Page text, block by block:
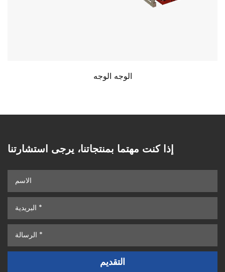
الوجه الوجه
إذا كنت مهتما بمنتجاتنا، يرجى استشارتنا